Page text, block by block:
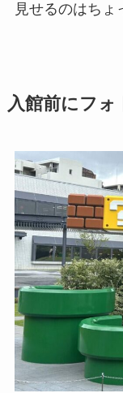
見せるのはちょ
入館前にフォ